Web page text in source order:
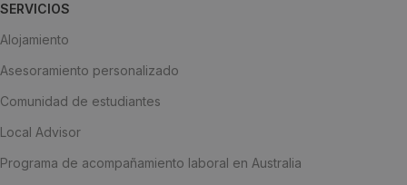
SERVICIOS
Alojamiento
Asesoramiento personalizado
Comunidad de estudiantes
Local Advisor
Programa de acompañamiento laboral en Australia